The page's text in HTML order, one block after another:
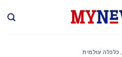
כלכלה עולמית